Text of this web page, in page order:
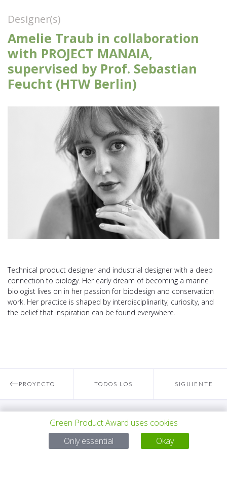
Designer(s)
Amelie Traub in collaboration
with PROJECT MANAIA,
supervised by Prof. Sebastian
Feucht (HTW Berlin)
Technical product designer and industrial designer with a deep
connection to biology. Her early dream of becoming a marine
biologist lives on in her passion for biodesign and conservation
work. Her practice is shaped by interdisciplinarity, curiosity, and
the belief that inspiration can be found everywhere.
PROYECTO TODOS LOS SIGUIENTE
Para preguntas:
Mail:service@gp-award.com
Green Product Award uses cookies
Only essential
Okay